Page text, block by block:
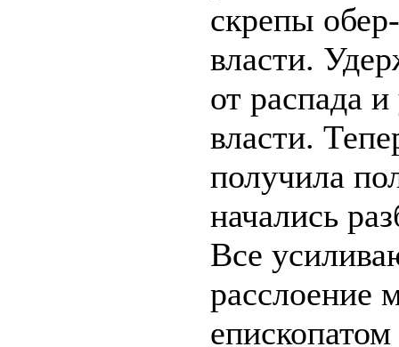
скрепы
власти.
от распада
власти.
получила
начались
Все
расслоение